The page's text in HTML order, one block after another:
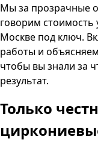
Мы за прозрачные
говорим стоимость
Москве под ключ.
работы и
чтобы вы знали за
результат.
Только